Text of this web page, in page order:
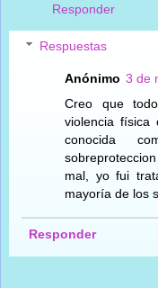
Responder
Respuestas
Anónimo 3 de
Creo que
violencia física
conocida
mal, yo fui
mayoría de los
Responder